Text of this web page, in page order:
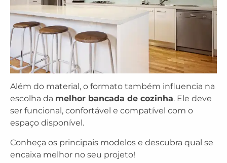
Além do material, o formato também influencia na
escolha da melhor bancada de cozinha. Ele deve
ser funcional, confortável e compatível com o
espaço disponível.
Conheça os principais modelos e descubra qual se
encaixa melhor no seu projeto!